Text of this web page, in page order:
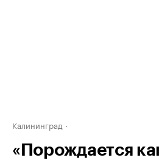
Калининград
«Порождается